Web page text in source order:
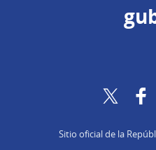
Twitter
Sitio oficial de la